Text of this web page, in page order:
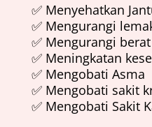
✅ Menyehatkan
✅ Mengurangi
✅ Mengurangi
✅ Meningkatan
✅ Mengobati Asma
✅ Mengobati sakit
✅ Mengobati Sakit